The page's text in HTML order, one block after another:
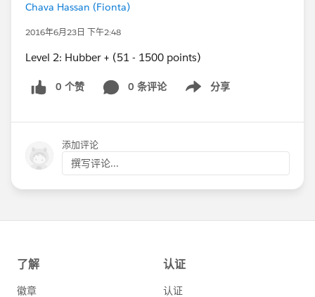
Chava Hassan (Fionta)
2016年6月23日 下午2:48
Level 2: Hubber + (51 - 1500 points)
0 个赞 0 条评论 分享
Show menu
添加评论
撰写评论...